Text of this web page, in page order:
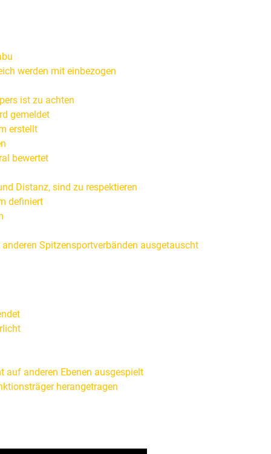
werden mit einbezogen
ist zu achten
gemeldet
erstellt
bewertet
Distanz, sind zu respektieren
definiert
Spitzensportverbänden ausgetauscht
auf anderen Ebenen ausgespielt
herangetragen